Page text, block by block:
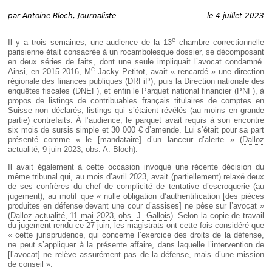
IT
par Antoine Bloch, Journaliste le 4 juillet 2023
Il y a trois semaines, une audience de la 13e chambre correctionnelle
parisienne était consacrée à un rocambolesque dossier, se décomposant
en deux séries de faits, dont une seule impliquait l’avocat condamné.
Ainsi, en 2015-2016, Me Jacky Petitot, avait « rencardé » une direction
régionale des finances publiques (DRFiP), puis la Direction nationale des
enquêtes fiscales (DNEF), et enfin le Parquet national financier (PNF), à
propos de listings de contribuables français titulaires de comptes en
Suisse non déclarés, listings qui s’étaient révélés (au moins en grande
partie) contrefaits. À l’audience, le parquet avait requis à son encontre
six mois de sursis simple et 30 000 € d’amende. Lui s’était pour sa part
présenté comme « le [mandataire] d’un lanceur d’alerte » (Dalloz
actualité, 9 juin 2023, obs. A. Bloch).
Il avait également à cette occasion invoqué une récente décision du
même tribunal qui, au mois d’avril 2023, avait (partiellement) relaxé deux
de ses confrères du chef de complicité de tentative d’escroquerie (au
jugement), au motif que « nulle obligation d’authentification [des pièces
produites en défense devant une cour d’assises] ne pèse sur l’avocat »
(Dalloz actualité, 11 mai 2023, obs. J. Gallois). Selon la copie de travail
du jugement rendu ce 27 juin, les magistrats ont cette fois considéré que
« cette jurisprudence, qui concerne l’exercice des droits de la défense,
ne peut s’appliquer à la présente affaire, dans laquelle l’intervention de
[l’avocat] ne relève assurément pas de la défense, mais d’une mission
de conseil ».